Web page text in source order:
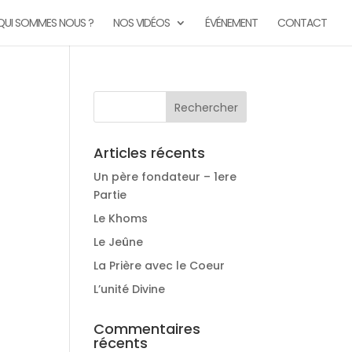
SOMMES NOUS ? NOS VIDÉOS ÉVÉNEMENT CONTACT
Articles récents
Un père fondateur – 1ere
Partie
Le Khoms
Le Jeûne
La Prière avec le Coeur
L’unité Divine
Commentaires
récents